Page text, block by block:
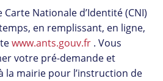
Carte Nationale d’Identité (CNI)
en remplissant, en ligne,
www.ants.gouv.fr . Vous
votre pré-demande et
la mairie pour l’instruction de